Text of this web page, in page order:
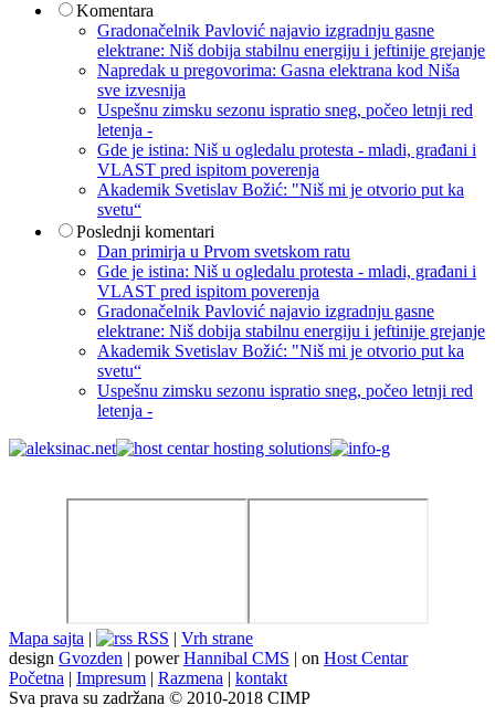
Komentara
Gradonačelnik Pavlović najavio izgradnju gasne
elektrane: Niš dobija stabilnu energiju i jeftinije grejanje
Napredak u pregovorima: Gasna elektrana kod Niša
sve izvesnija
Uspešnu zimsku sezonu ispratio sneg, počeo letnji red
letenja -
Gde je istina: Niš u ogledalu protesta - mladi, građani i
VLAST pred ispitom poverenja
Akademik Svetislav Božić: "Niš mi je otvorio put ka
svetu“
Poslednji komentari
Dan primirja u Prvom svetskom ratu
Gde je istina: Niš u ogledalu protesta - mladi, građani i
VLAST pred ispitom poverenja
Gradonačelnik Pavlović najavio izgradnju gasne
elektrane: Niš dobija stabilnu energiju i jeftinije grejanje
Akademik Svetislav Božić: "Niš mi je otvorio put ka
svetu“
Uspešnu zimsku sezonu ispratio sneg, počeo letnji red
letenja -
Mapa sajta | RSS | Vrh strane
design Gvozden | powerHannibal CMS | on Host Centar
Početna | Impresum | Razmena | kontakt
Sva prava su zadržana © 2010-2018 CIMP